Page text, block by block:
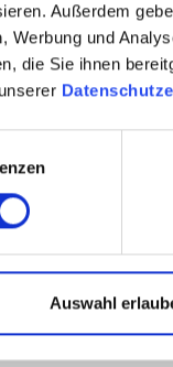
Außerdem
und
die Sie ihnen
Auswahl